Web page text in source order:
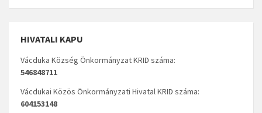
HIVATALI KAPU
Vácduka Község Önkormányzat KRID száma:
546848711
Vácdukai Közös Önkormányzati Hivatal KRID száma:
604153148